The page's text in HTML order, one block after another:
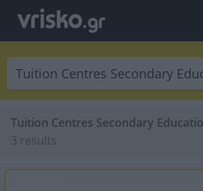
Tuition Centres Secondary
3 results